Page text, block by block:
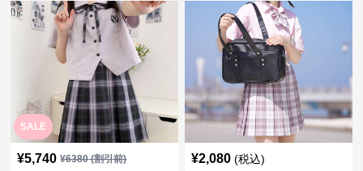
SALE
¥5,740 ¥6380(割引前) ¥2,080 (税込)